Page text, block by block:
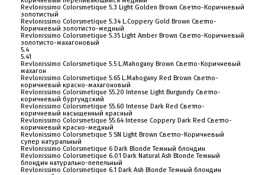
Revlonissimo Colorsmetique 5.3 Light Golden Brown Светло-Коричневый
золотистый
Revlonissimo Colorsmetique 5.34 L.Coppery Gold Brown Светло-
Коричневый золотисто-медный
Revlonissimo Colorsmetique 5.35 Light Amber Brown Светло-Коричневый
золотисто-махагоновый
5.4
5.41
Revlonissimo Colorsmetique 5.5 L.Mahogany Brown Светло-Коричневый
махагон
Revlonissimo Colorsmetique 5.65 L.Mahogany Red Brown Светло-
коричневый красно-махагоновый
Revlonissimo Colorsmetique 55.20 Intense Light Burgundy Светло-
коричневый бургундский
Revlonissimo Colorsmetique 55.60 Intense Dark Red Светло-
коричневый насыщенный красный
Revlonissimo Colorsmetique 55.64 Intense Coppery Dark Red Светло-
коричневый красно-медный
Revlonissimo Colorsmetique 5 SN Light Brown Светло-Коричневый
супер натуральный
Revlonissimo Colorsmetique 6 Dark Blonde Темный блондин
Revlonissimo Colorsmetique 6.01 Dark Natural Ash Blonde Темный
блондин натурально-пепельный
Revlonissimo Colorsmetique 6.1 Dark Ash Blonde Темный блондин